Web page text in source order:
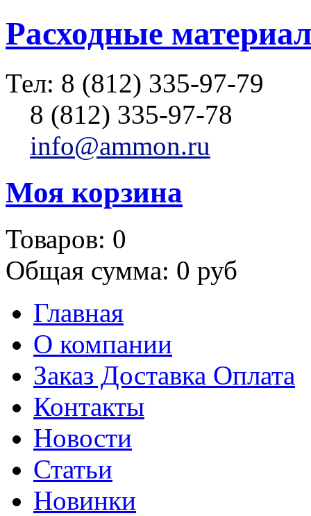
Расходные
Тел: 8 (812) 335-97-79
8 (812) 335-97-78
info@ammon.ru
Моя корзина
Товаров: 0
Общая сумма: 0 руб
Главная
О компании
Заказ Доставка Оплата
Контакты
Новости
Статьи
Новинки